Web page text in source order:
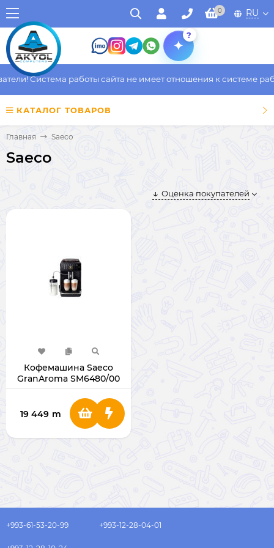
0 RU
?
Система работы сайта не имеет отношения к системе
КАТАЛОГ ТОВАРОВ
Главная Saeco
Saeco
Оценка покупателей
Кофемашина Saeco
GranAroma SM6480/00
19 449 m
+993-61-53-20-99 +993-12-28-04-01